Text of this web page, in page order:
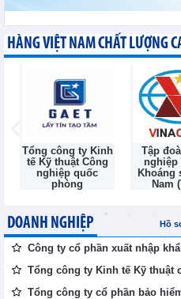
HÀNG VIỆT NAM CHẤT LƯỢNG
Tổng công ty Kinh
tế Kỹ thuật Công
nghiệp quốc
phòng
Tập
nghiệp
Khoáng
Nam
DOANH NGHIỆP Hồ
Công ty cổ phần xuất nhập
Tổng công ty Kinh tế Kỹ thuật
Tổng công ty cổ phần bảo